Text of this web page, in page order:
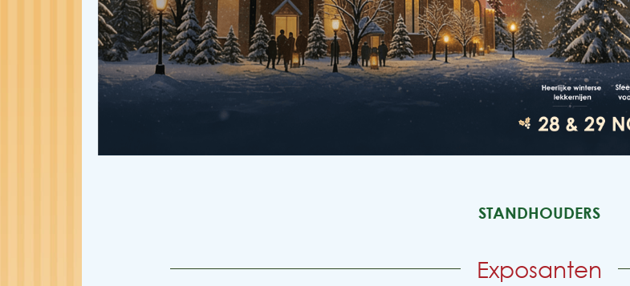
STANDHOUDERS
Exposanten